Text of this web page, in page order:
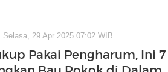
Selasa, 29 Apr 2025 07:02 WIB
Pakai Pengharum, Ini 7